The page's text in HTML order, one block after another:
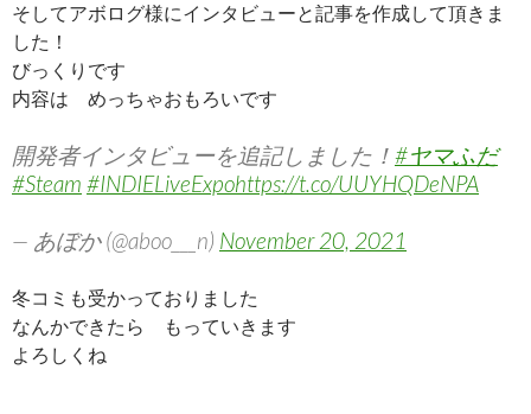
そしてアボログ様にインタビューと記事を作成して頂きま
した！
びっくりです
内容は めっちゃおもろいです
開発者インタビューを追記しました！ #ヤマふだ
#Steam #INDIELiveExpohttps://t.co/UUYHQDeNPA
— あぼか (@aboo___n) November 20, 2021
冬コミも受かっておりました
なんかできたら もっていきます
よろしくね